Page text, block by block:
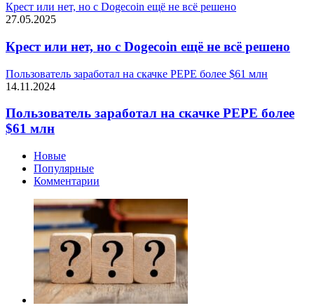
Крест или нет, но с Dogecoin ещё не всё решено
27.05.2025
Крест или нет, но с Dogecoin ещё не всё решено
Пользователь заработал на скачке PEPE более $61 млн
14.11.2024
Пользователь заработал на скачке PEPE более
$61 млн
Новые
Популярные
Комментарии